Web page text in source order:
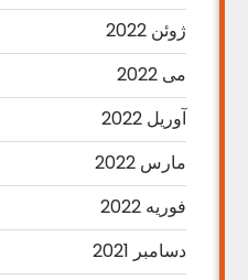
ژوئن 2022
می 2022
آوریل 2022
مارس 2022
فوریه 2022
دسامبر 2021